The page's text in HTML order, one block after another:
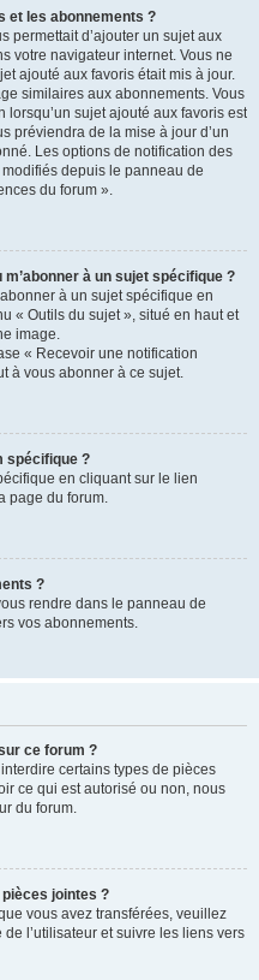
et les abonnements ?
permettait d’ajouter un sujet aux
votre navigateur internet. Vous ne
ajouté aux favoris était mis à jour.
similaires aux abonnements. Vous
sujet ajouté aux favoris est
préviendra de la mise à jour d’un
Les options de notification des
depuis le panneau de
du forum ».
à un sujet spécifique ?
à un sujet spécifique en
« Outils du sujet », situé en haut et
image.
« Recevoir une notification
à vous abonner à ce sujet.
spécifique ?
en cliquant sur le lien
page du forum.
?
rendre dans le panneau de
vos abonnements.
ce forum ?
certains types de pièces
ce qui est autorisé ou non, nous
du forum.
jointes ?
vous avez transférées, veuillez
l’utilisateur et suivre les liens vers